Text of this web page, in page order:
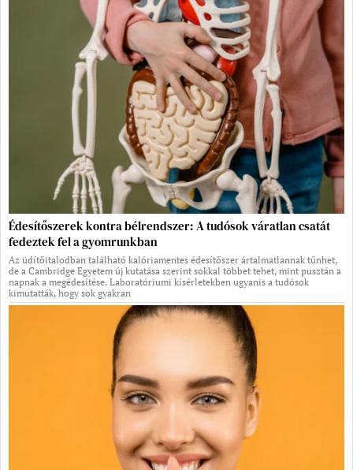
Édesítőszerek kontra bélrendszer: A tudósok váratlan csatát
fedeztek fel a gyomrunkban
Az üdítőitalodban található kalóriamentes édesítőszer ártalmatlannak tűnhet,
de a Cambridge Egyetem új kutatása szerint sokkal többet tehet, mint pusztán a
napnak a megédesítése. Laboratóriumi kísérletekben ugyanis a tudósok
kimutatták, hogy sok gyakran